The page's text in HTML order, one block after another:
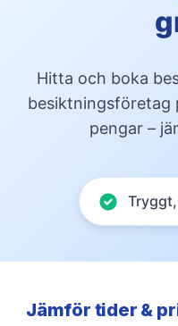
Hitta och boka
besiktningsföretag
pengar –